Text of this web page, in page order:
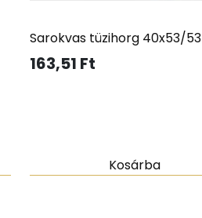
Sarokvas tüzihorg 40x53/53
163,51 Ft
Kosárba